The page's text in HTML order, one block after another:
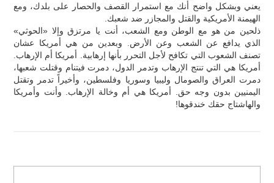
يعني وبشكل واضح أنك مع استمرار القصف والحصار على بلدك، ومع
الهيمنة الأمريكية والقتل والمجازر ضد شعبك.
ذلحين من هو مع الوطن ومع الشعب، أنت يا مرتزق وإلا «الحوثي»
الذي يدافع عن الشعب وعن الأرض. وبعدين من هي أمريكا عشان
تصنف الشعوب التي تكافح لأجل التحرر بأنها إرهابية. أمريكا أم الإرهاب.
أمريكا هي التي تنتج الإرهاب وتدمر الدول، دمرت فيتنام وقتلت شعبها،
دمرت العراق والصومال وليبيا وسوريا وفلسطين، وأخيراً تدمر وتقتل
اليمنيين بدون وجه حق. أمريكا هي أم وخالة الإرهاب. وأنت وأمريكا
والهاشتاج حقك خندقوها!